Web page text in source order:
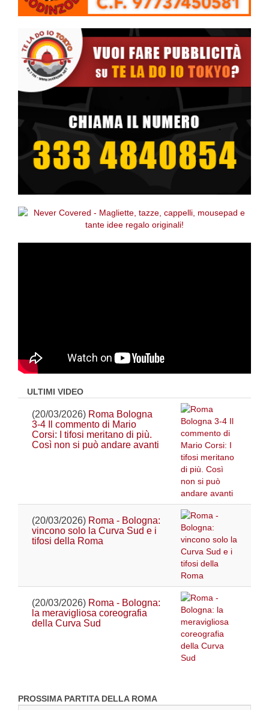
ULTIMI VIDEO
(20/03/2026) Roma Bologna
3-4 Il commento di Mario
Corsi: I tifosi meritano di più.
Così non si può andare avanti
(20/03/2026) Roma - Bologna:
vincono solo la Curva Sud e i
tifosi della Roma
(20/03/2026) Roma - Bologna:
la meravigliosa coreografia
della Curva Sud
PROSSIMA PARTITA DELLA ROMA